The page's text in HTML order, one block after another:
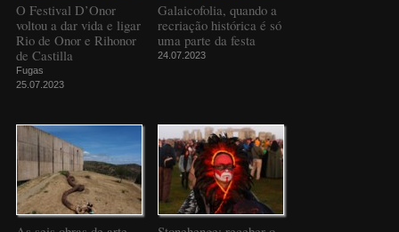
O Festival D’Onor
voltou a dar vida e ligar
Rio de Onor e Rihonor
de Castilla
Fugas
25.07.2023
Galaicofolia, quando a
recriação histórica é só
uma parte da festa
24.07.2023